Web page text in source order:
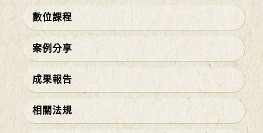
數位課程
案例分享
成果報告
相關法規